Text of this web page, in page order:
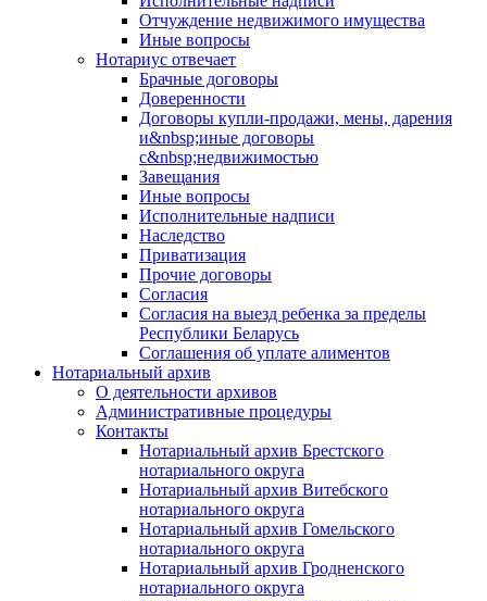
Отчуждение недвижимого имущества
Иные вопросы
Нотариус отвечает
Брачные договоры
Доверенности
Договоры купли-продажи, мены, дарения
и&nbsp;иные договоры
с&nbsp;недвижимостью
Завещания
Иные вопросы
Исполнительные надписи
Наследство
Приватизация
Прочие договоры
Согласия
Согласия на выезд ребенка за пределы
Республики Беларусь
Соглашения об уплате алиментов
Нотариальный архив
О деятельности архивов
Административные процедуры
Контакты
Нотариальный архив Брестского
нотариального округа
Нотариальный архив Витебского
нотариального округа
Нотариальный архив Гомельского
нотариального округа
Нотариальный архив Гродненского
нотариального округа